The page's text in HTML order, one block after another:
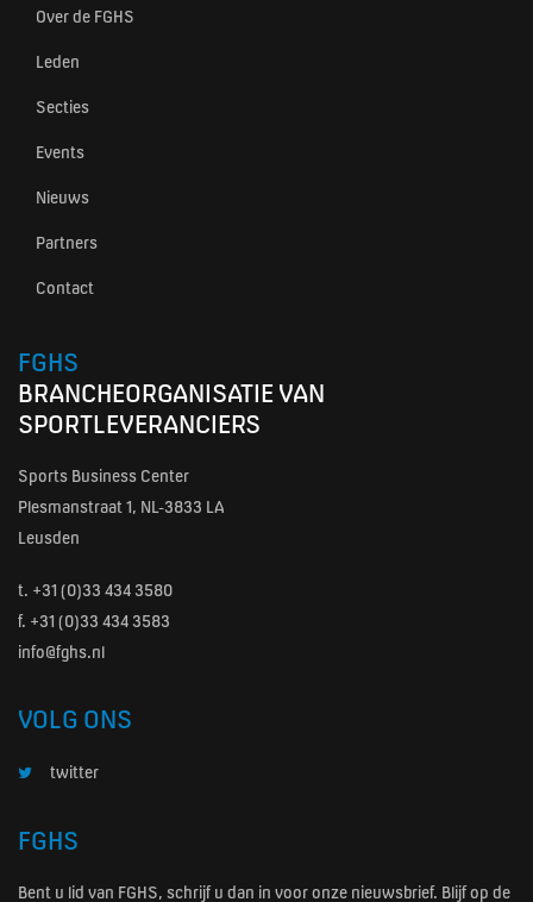
Over de FGHS
Leden
Secties
Events
Nieuws
Partners
Contact
FGHS
BRANCHEORGANISATIE VAN
SPORTLEVERANCIERS
Sports Business Center
Plesmanstraat 1, NL-3833 LA
Leusden
t. +31 (0)33 434 3580
f. +31 (0)33 434 3583
info@fghs.nl
VOLG ONS
twitter
FGHS
Bent u lid van FGHS, schrijf u dan in voor onze nieuwsbrief. Blijf op de